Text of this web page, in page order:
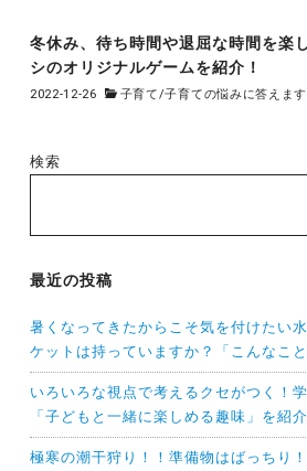
冬休み、待ち時間や退屈な時間を楽
シのオリジナルゲームを紹介！
2022-12-26 子育て/子育ての悩みに答えます
検索
最近の投稿
暑くなってきたからこそ気を付けたい
ケットは持っていますか？「こんなこ
いろいろな視点で考えるクセがつく！
「子どもと一緒に楽しめる趣味」を紹
極寒の潮干狩り！！準備物はばっちり